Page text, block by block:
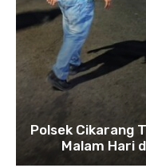
Polsek Cikarang
Malam Hari